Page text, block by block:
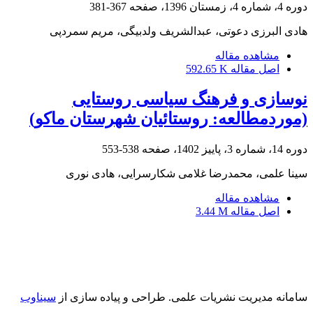
دوره 4، شماره 4، زمستان 1396، صفحه 367-381
هادی البرزی دعوتی، عبدالشریف ولدبیگی، مریم سمردپی
مشاهده مقاله
اصل مقاله 592.65 K
نوسازی و فرهنگ سیاسی روستایی
(موردمطالعه: روستائیان شهرستان ماکو)
دوره 14، شماره 3، پاییز 1402، صفحه 538-553
سینا علمی، محمدرضا غلامی شکارسرایی، هادی نوری
مشاهده مقاله
اصل مقاله 3.44 M
سامانه مدیریت نشریات علمی. طراحی و پیاده سازی از سیناوب